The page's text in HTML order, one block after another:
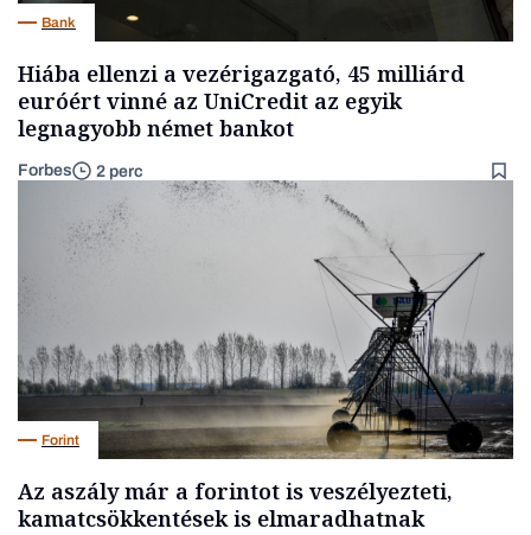
Bank
Hiába ellenzi a vezérigazgató, 45 milliárd
euróért vinné az UniCredit az egyik
legnagyobb német bankot
Forbes 2 perc
Forint
Az aszály már a forintot is veszélyezteti,
kamatcsökkentések is elmaradhatnak